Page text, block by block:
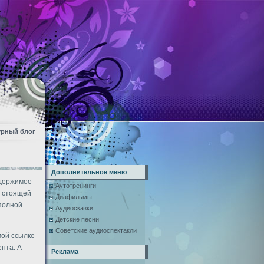
блог
стоящей
ссылке
А
Дополнительное меню
Аутотренинги
Диафильмы
Аудиосказки
Детские песни
Советские аудиоспектакли
Реклама